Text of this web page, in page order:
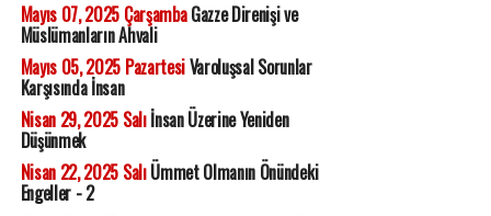
Mayıs 07, 2025 ÇarşambaGazze Direnişi ve
Müslümanların Ahvali
Mayıs 05, 2025 PazartesiVaroluşsal Sorunlar
Karşısında İnsan
Nisan 29, 2025 Salıİnsan Üzerine Yeniden
Düşünmek
Nisan 22, 2025 SalıÜmmet Olmanın Önündeki
Engeller - 2